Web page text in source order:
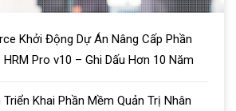
Khởi Động Dự Án Nâng Cấp Phần
Pro v10 – Ghi Dấu Hơn 10 Năm
Khai Phần Mềm Quản Trị Nhân